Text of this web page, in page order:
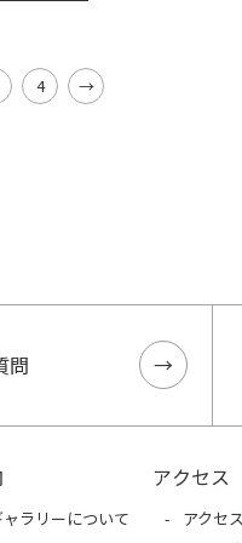
4 →
問
ラリーについて
アクセス
アクセス